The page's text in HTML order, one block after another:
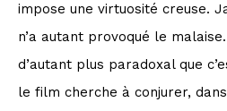
impose une virtuosité creuse.
n’a autant provoqué le
d’autant plus paradoxal que
le film cherche à conjurer,